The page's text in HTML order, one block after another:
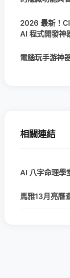
2026 最新！
AI 程式開發神
電腦玩手游神
相關連結
AI 八字命理學
馬雅13月亮曆